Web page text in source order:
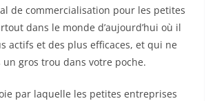
de commercialisation pour les petites
dans le monde d’aujourd’hui où il
actifs et des plus efficaces, et qui ne
gros trou dans votre poche.
par laquelle les petites entreprises